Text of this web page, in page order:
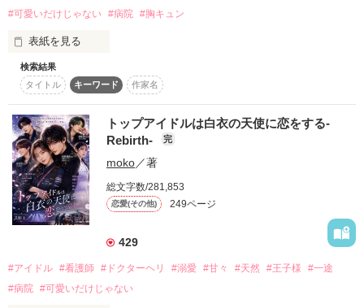
タイトル キーワード
ジャンル
感想
ステータス 全て
作品の長さ 長編 中編
コンテスト
超短編！フェチから始まる溺愛コンテスト
#可愛いだけじゃない #病院 #胸キュン
表紙を見る
スーパーナース
×
スーパーアイドル
決して交わるはずのなかった、ふたりの世界。
些細な出会いが、すべてを変えていく——。
❥・・ ┈┈┈┈┈┈┈┈┈┈┈┈ ・・❥
才色兼備、誰もが認めるスーパーナース
一ノ瀬　紗凪（いちのせ　さな）
27歳　ICU勤務、フライトナース
「顔赤いですよ？診察受けますか？」
検索結果
タイトル
キーワード 作家名
トップアイドルは白衣の天使に恋をする-
Rebirth-
完
moko／著
総文字数/281,853
恋愛(その他) 249ページ
429
#アイドル #看護師 #ドクターヘリ #溺愛 #甘々 #天然 #王子様
#一途
#病院 #可愛いだけじゃない